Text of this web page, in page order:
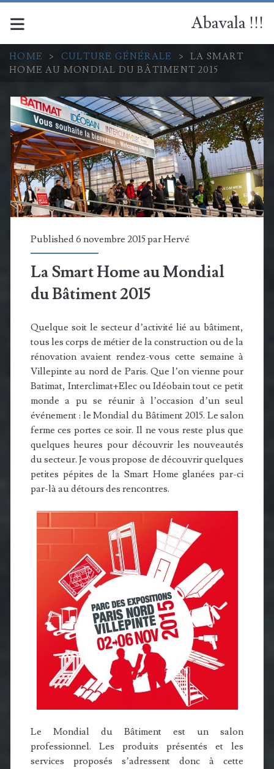
Abavala !!!
HOME > CULTURE GÉNÉRALE >
LA SMART
HOME AU MONDIAL DU BÂTIMENT 2015
Published 6 novembre 2015 parHervé
La Smart Home au Mondial
du Bâtiment 2015
Quelque soit le secteur d’activité lié au bâtiment,
tous les corps de métier de la construction ou de la
rénovation avaient rendez-vous cette semaine à
Villepinte au nord de Paris. Que l’on vienne pour
Batimat, Interclimat+Elec ou Idéobain tout ce petit
monde a pu se réunir à l’occasion d’un seul
événement : le Mondial du Bâtiment 2015. Le salon
ferme ces portes ce soir. Il ne vous reste plus que
quelques heures pour découvrir les nouveautés
du secteur. Je vous propose de découvrir quelques
petites pépites de la Smart Home glanées par-ci
par-là au détours des rencontres.
Le Mondial du Bâtiment est un salon
professionnel. Les produits présentés et les
services proposés s’adressent donc à cette